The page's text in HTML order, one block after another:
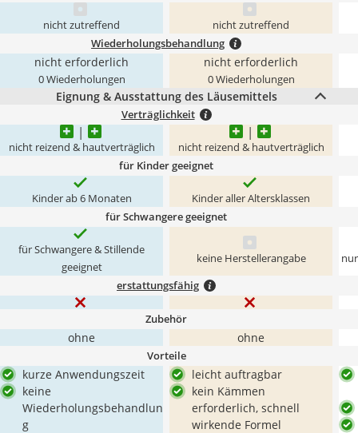
nicht zutreffend nicht zutreffend
Wiederholungsbehandlung
nicht erforderlich
0 Wiederholungen
nicht erforderlich
0 Wiederholungen
Eignung & Ausstattung des Läusemittels
Verträglichkeit
nicht reizend & hautverträglich nicht reizend & hautverträglich
für Kinder geeignet
Kinder ab 6 Monaten Kinder aller Altersklassen
für Schwangere geeignet
für Schwangere & Stillende
geeignet
keine Herstellerangabe
erstattungsfähig
Zubehör
ohne ohne
Vorteile
kurze Anwendungszeit
keine
Wiederholungsbehandlun
g
leicht auftragbar
kein Kämmen
erforderlich, schnell
wirkende Formel